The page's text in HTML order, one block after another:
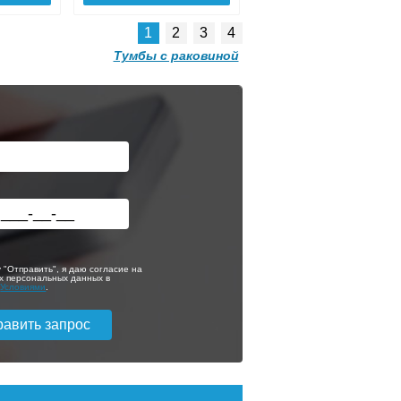
310
Тумба с раковиной
573
70 подвесная,
1 2 3 4
Тумбы с раковиной
"Отправить", я даю согласие на
персональных данных в
Условиями